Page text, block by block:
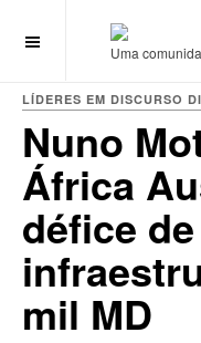
Uma
LÍDERES EM DISCURSO
Nuno
África
défice de
mil MD